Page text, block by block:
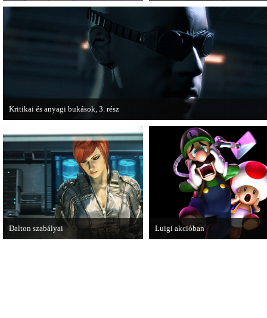
A GTA: Vice City 10th Anniversary
Editionről készített tesztet a PC Guru.
Megjelent a Crysis 3 videosorozat
második része, amely a The Hunt
kapta.
Kritikai és anyagi bukások, 3. rész
A PC Guru "Kritikai és anyagi bukások" című cikksorozatának utolsó részét
olvashatjuk.
Dalton szabályai Luigi akcióban